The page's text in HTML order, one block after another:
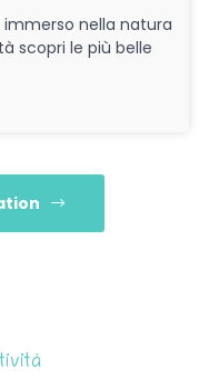
immerso nella natura
scopri le più belle